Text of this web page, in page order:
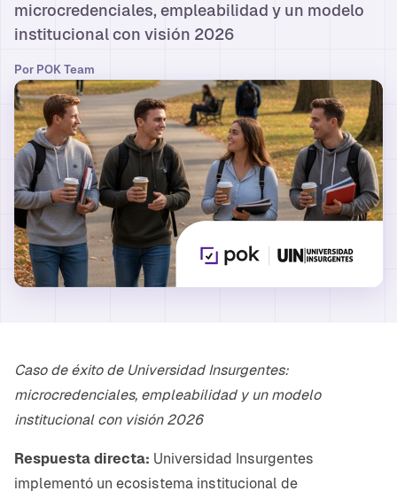
microcredenciales, empleabilidad y un modelo
institucional con visión 2026
Por POK Team
Caso de éxito de Universidad Insurgentes:
microcredenciales, empleabilidad y un modelo
institucional con visión 2026
Respuesta directa: Universidad Insurgentes
implementó un ecosistema institucional de